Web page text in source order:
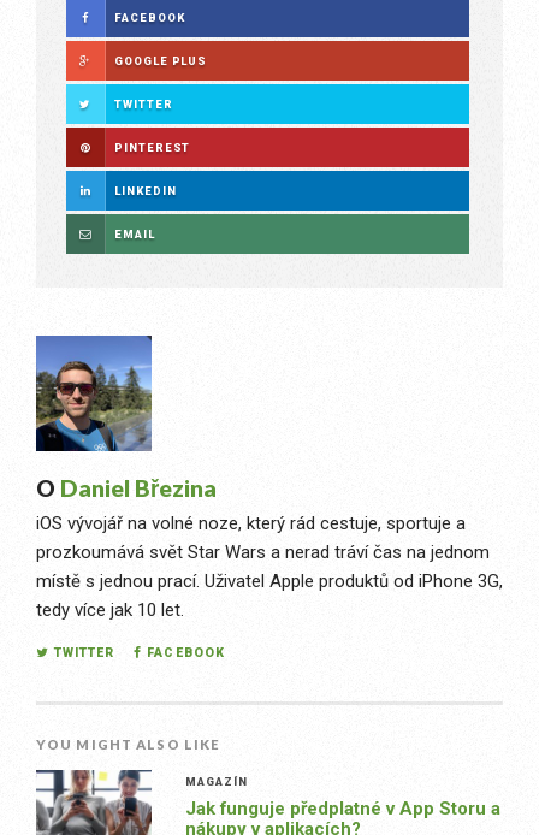
FACEBOOK
GOOGLE PLUS
TWITTER
PINTEREST
LINKEDIN
EMAIL
O Daniel Březina
iOS vývojář na volné noze, který rád cestuje, sportuje a
prozkoumává svět Star Wars a nerad tráví čas na jednom
místě s jednou prací. Uživatel Apple produktů od iPhone 3G,
tedy více jak 10 let.
TWITTER FACEBOOK
YOU MIGHT ALSO LIKE
MAGAZÍN
Jak funguje předplatné v App Storu a
nákupy v aplikacích?